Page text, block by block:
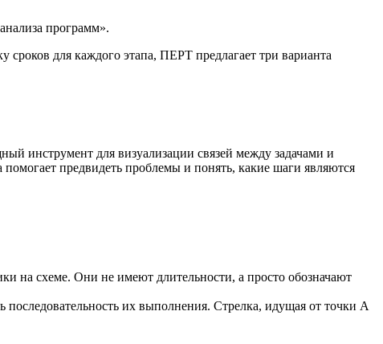
программ».
сроков для каждого этапа, ПЕРТ предлагает три варианта
инструмент для визуализации связей между задачами и
предвидеть проблемы и понять, какие шаги являются
на схеме. Они не имеют длительности, а просто обозначают
их выполнения. Стрелка, идущая от точки А